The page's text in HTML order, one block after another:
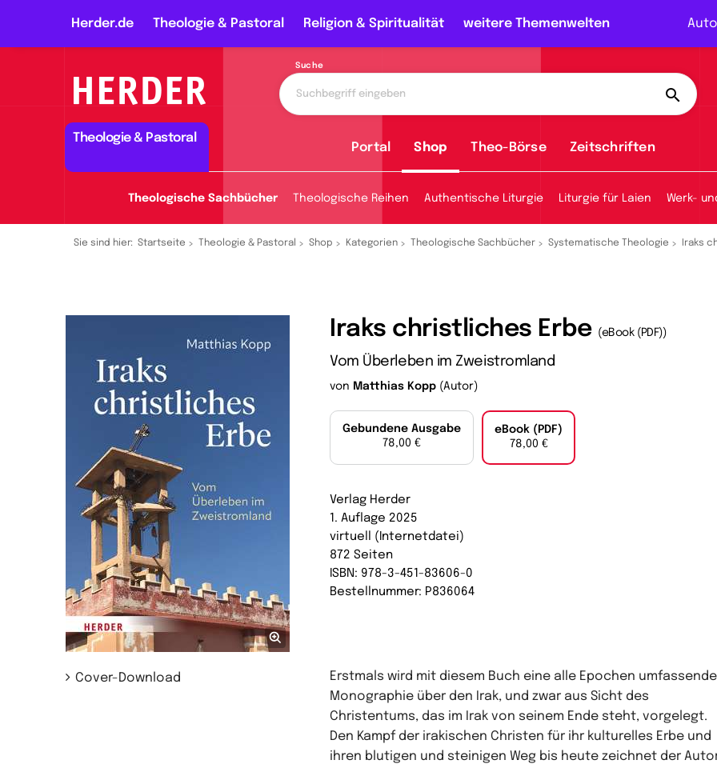
Herder.de Theologie & Pastoral Religion & Spiritualität weitere Themenwelten
Suche
Theologie & Pastoral
Portal Shop Theo-Börse Zeitschriften
Theologische Sachbücher Theologische Reihen Authentische Liturgie Liturgie für Laien Werk-
Sie sind hier: Startseite Theologie & Pastoral Shop Kategorien Theologische Sachbücher Systematische Theologie Iraks
Cover-Download
Iraks christliches Erbe (eBook (PDF))
Vom Überleben im Zweistromland
von Matthias Kopp (Autor)
Gebundene Ausgabe
78,00 €
eBook (PDF)
78,00 €
Verlag Herder
1. Auflage 2025
virtuell (Internetdatei)
872 Seiten
ISBN: 978-3-451-83606-0
Bestellnummer: P836064
Erstmals wird mit diesem Buch eine alle Epochen umfassende
Monographie über den Irak, und zwar aus Sicht des
Christentums, das im Irak von seinem Ende steht, vorgelegt.
Den Kampf der irakischen Christen für ihr kulturelles Erbe und
ihren blutigen und steinigen Weg bis heute zeichnet der